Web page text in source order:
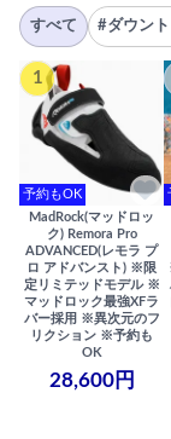
すべて #ダウント
1
予約もOK
MadRock(マッドロッ
ク) Remora Pro
ADVANCED(レモラ プ
ロ アドバンスト) ※限
定リミテッドモデル ※
マッドロック最強XFラ
バー採用 ※異次元のフ
リクション ※予約も
OK
28,600円